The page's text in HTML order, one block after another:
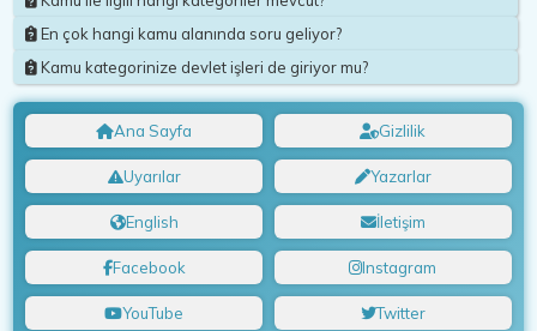
En çok hangi kamu alanında soru geliyor?
Kamu kategorinize devlet işleri de giriyor mu?
Ana Sayfa Gizlilik
Uyarılar Yazarlar
English İletişim
Facebook Instagram
YouTube Twitter